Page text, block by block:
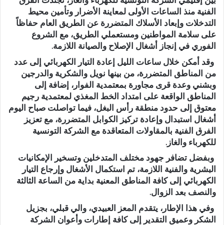
الفنية منذ الساعات الأولى لمعاينة الأضرار وتأمين محيط
التدخلات وإبعاد الأسلاك المتضررة عن الطريق العام حفاظاً
على سلامة المواطنين ومستعملي الطريق، مع الشروع
الفوري في إنجاز أشغال الإصلاح والصيانة اللازمة.
وقد أمكن خلال ساعات الليل إعادة التيار الكهربائي إلى عدد
من المناطق المتضررة، من بينها نويل والشكرية والدرجين
وبشني وعدة قرى مجاورة بمعتمدية الفوار، إضافة إلى
المناطق الواقعة على امتداد الخط المغذي لمعتمدية رجيم
معتوق إلى حدود منطقة رأس البغل، فيما تواصلت صباح اليوم
أشغال استبدال وإعادة تركيز الكوابل المتضررة، مع تعزيز
الفرق الفنية بالمقاولات المتعاقدة مع الشركة التونسية
للكهرباء والغاز.
وبفضل تضافر جهود مختلف المتدخلين وتسخير الإمكانيات
البشرية والفنية اللازمة، تم استكمال الأشغال وإرجاع التيار
الكهربائي إلى كافة المناطق المعنية بداية من الساعة الثالثة
والنصف بعد الزوال.
وفي هذا الإطار، يتقدم المعز العبيدي، والي قبلي، بجزيل
الشكر وعميق التقدير إلى كافة إطارات وأعوان الشركة